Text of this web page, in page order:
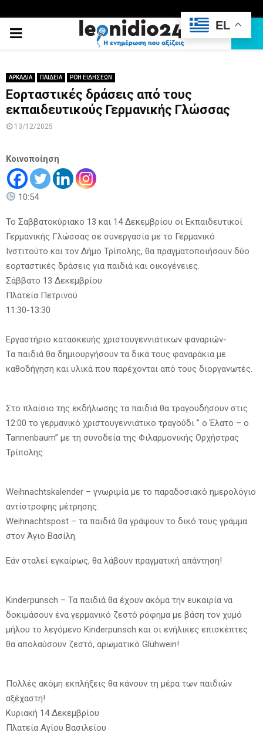
PRIMARY
ΑΡΚΑΔΙΑ ΠΑΙΔΕΙΑ ΡΟΗ ΕΙΔΗΣΕΩΝ
Εορταστικές δράσεις από τους
εκπαιδευτικούς Γερμανικής Γλώσσας
13/12/2025
Κοινοποίηση
10:54
Το Σαββατοκύριακο 13 και 14 Δεκεμβρίου οι Εκπαιδευτικοί
Γερμανικής Γλώσσας σε συνεργασία με το Γερμανικό
Ινστιτούτο και τον Δήμο Τρίπολης, θα πραγματοποιήσουν δύο
εορταστικές δράσεις για παιδιά και οικογένειες.
Σάββατο 13 Δεκεμβρίου
Πλατεία Πετρινού
11:30-13:30
Εργαστήριο κατασκευής χριστουγεννιάτικων φαναριών-
Τα παιδιά θα δημιουργήσουν τα δικά τους φαναράκια με
καθοδήγηση και υλικά που παρέχονται από τους διοργανωτές.
Στο πλαίσιο της εκδήλωσης τα παιδιά θα τραγουδήσουν στις
12:00 το γερμανικό χριστουγεννιάτικο τραγούδι ” ο Έλατο – o
Tannenbaum” με τη συνοδεία της Φιλαρμονικής Ορχήστρας
Τρίπολης.
Weihnachtskalender – γνωριμία με το παραδοσιακό ημερολόγιο
αντίστροφης μέτρησης.
Weihnachtspost – τα παιδιά θα γράψουν το δικό τους γράμμα
στον Άγιο Βασίλη.
Εάν σταλεί εγκαίρως, θα λάβουν πραγματική απάντηση!
Kinderpunsch – Τα παιδιά θα έχουν ακόμα την ευκαιρία να
δοκιμάσουν ένα γερμανικό ζεστό ρόφημα με βάση τον χυμό
μήλου το λεγόμενο Kinderpunsch και οι ενήλικες επισκέπτες
θα απολαύσουν ζεστό, αρωματικό Glühwein!
Πολλές ακόμη εκπλήξεις θα κάνουν τη μέρα των παιδιών
αξέχαστη!
Κυριακή 14 Δεκεμβρίου
Πλατεία Αγίου Βασιλείου
EL